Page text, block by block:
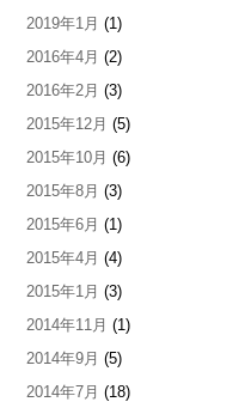
2019年1月 (1)
2016年4月 (2)
2016年2月 (3)
2015年12月 (5)
2015年10月 (6)
2015年8月 (3)
2015年6月 (1)
2015年4月 (4)
2015年1月 (3)
2014年11月 (1)
2014年9月 (5)
2014年7月 (18)